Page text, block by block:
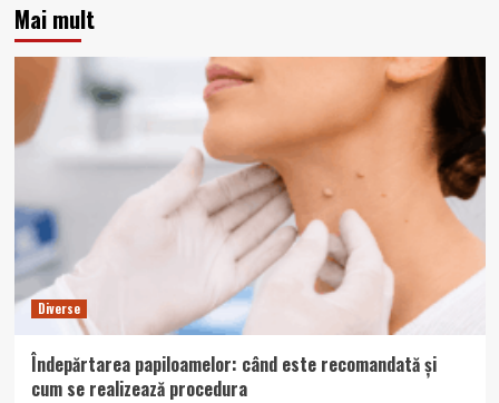
Mai mult
Diverse
Îndepărtarea papiloamelor: când este recomandată și
cum se realizează procedura